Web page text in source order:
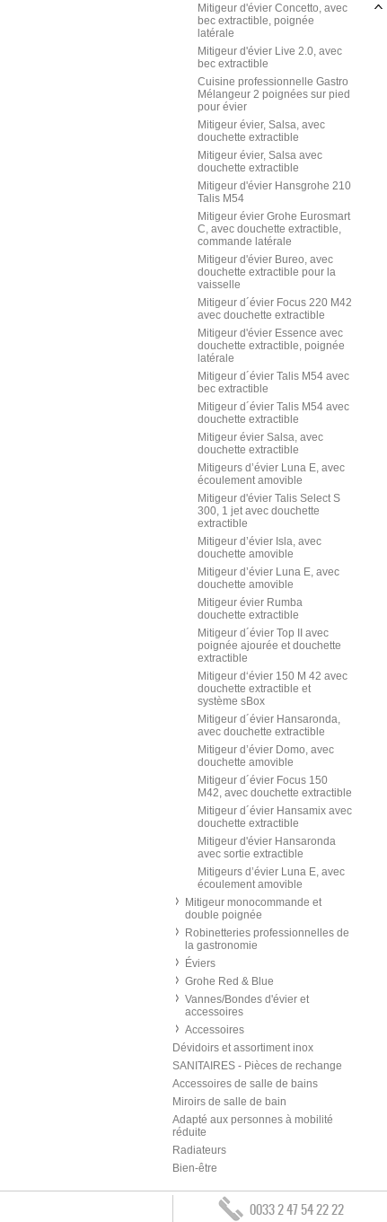
Mitigeur d'évier Concetto, avec
bec extractible, poignée
latérale
Mitigeur d'évier Live 2.0, avec
bec extractible
Cuisine professionnelle Gastro
Mélangeur 2 poignées sur pied
pour évier
Mitigeur évier, Salsa, avec
douchette extractible
Mitigeur évier, Salsa avec
douchette extractible
Mitigeur d'évier Hansgrohe 210
Talis M54
Mitigeur évier Grohe Eurosmart
C, avec douchette extractible,
commande latérale
Mitigeur d'évier Bureo, avec
douchette extractible pour la
vaisselle
Mitigeur d´évier Focus 220 M42
avec douchette extractible
Mitigeur d'évier Essence avec
douchette extractible, poignée
latérale
Mitigeur d´évier Talis M54 avec
bec extractible
Mitigeur d´évier Talis M54 avec
douchette extractible
Mitigeur évier Salsa, avec
douchette extractible
Mitigeurs d’évier Luna E, avec
écoulement amovible
Mitigeur d'évier Talis Select S
300, 1 jet avec douchette
extractible
Mitigeur d’évier Isla, avec
douchette amovible
Mitigeur d’évier Luna E, avec
douchette amovible
Mitigeur évier Rumba
douchette extractible
Mitigeur d´évier Top II avec
poignée ajourée et douchette
extractible
Mitigeur d‘évier 150 M 42 avec
douchette extractible et
système sBox
Mitigeur d´évier Hansaronda,
avec douchette extractible
Mitigeur d’évier Domo, avec
douchette amovible
Mitigeur d´évier Focus 150
M42, avec douchette extractible
Mitigeur d´évier Hansamix avec
douchette extractible
Mitigeur d'évier Hansaronda
avec sortie extractible
Mitigeurs d’évier Luna E, avec
écoulement amovible
Mitigeur monocommande et
double poignée
Robinetteries professionnelles de
la gastronomie
Éviers
Grohe Red & Blue
Vannes/Bondes d'évier et
accessoires
Accessoires
Dévidoirs et assortiment inox
SANITAIRES - Pièces de rechange
Accessoires de salle de bains
Miroirs de salle de bain
Adapté aux personnes à mobilité
réduite
Radiateurs
Bien-être
0033 2 47 54 22 22